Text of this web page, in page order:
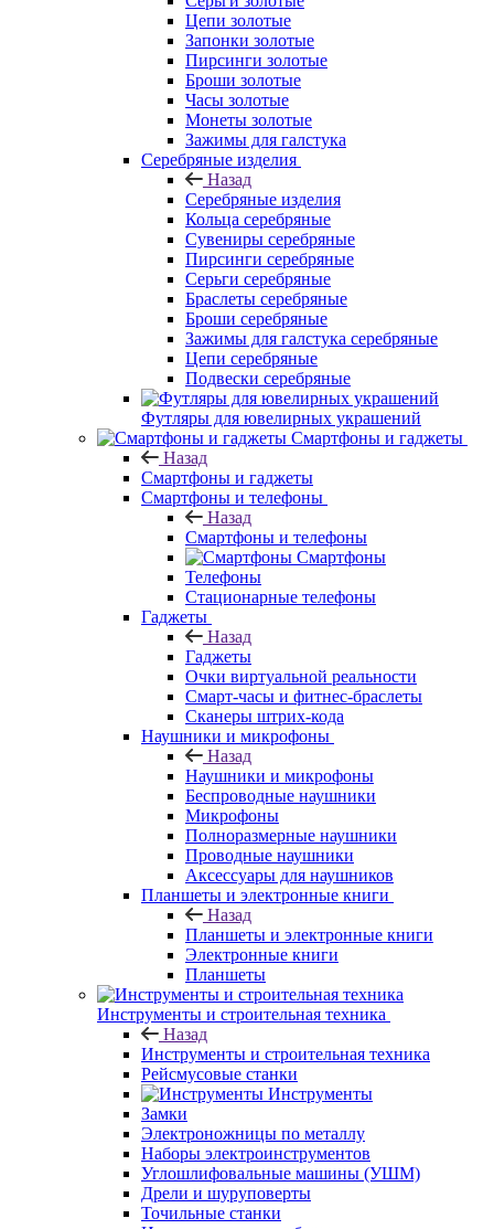
Цепи золотые
Запонки золотые
Пирсинги золотые
Броши золотые
Часы золотые
Монеты золотые
Зажимы для галстука
Серебряные изделия
Назад
Серебряные изделия
Кольца серебряные
Сувениры серебряные
Пирсинги серебряные
Серьги серебряные
Браслеты серебряные
Броши серебряные
Зажимы для галстука серебряные
Цепи серебряные
Подвески серебряные
Футляры для ювелирных украшений
Смартфоны и гаджеты
Назад
Смартфоны и гаджеты
Смартфоны и телефоны
Назад
Смартфоны и телефоны
Смартфоны
Телефоны
Стационарные телефоны
Гаджеты
Назад
Гаджеты
Очки виртуальной реальности
Смарт-часы и фитнес-браслеты
Сканеры штрих-кода
Наушники и микрофоны
Назад
Наушники и микрофоны
Беспроводные наушники
Микрофоны
Полноразмерные наушники
Проводные наушники
Аксессуары для наушников
Планшеты и электронные книги
Назад
Планшеты и электронные книги
Электронные книги
Планшеты
Инструменты и строительная техника
Назад
Инструменты и строительная техника
Рейсмусовые станки
Инструменты
Замки
Электроножницы по металлу
Наборы электроинструментов
Углошлифовальные машины (УШМ)
Дрели и шуруповерты
Точильные станки